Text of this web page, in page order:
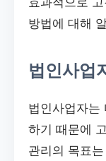
방법에 대해
법인사업
법인사업자는
하기 때문에
관리의 목표